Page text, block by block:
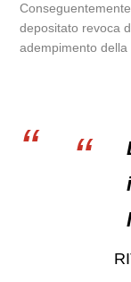
depositato revoca
adempimento della